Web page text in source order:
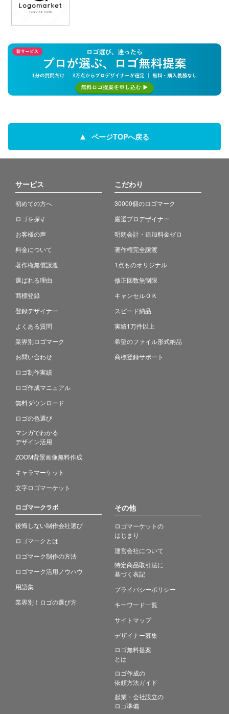
ページTOPへ戻る
サービス
初めての方へ
ロゴを探す
お客様の声
料金について
著作権無償譲渡
選ばれる理由
商標登録
登録デザイナー
よくある質問
業界別ロゴマーク
お問い合わせ
ロゴ制作実績
ロゴ作成マニュアル
無料ダウンロード
ロゴの色選び
マンガでわかる
デザイン活用
ZOOM背景画像無料作成
キャラマーケット
文字ロゴマーケット
こだわり
30000個のロゴマーク
厳選プロデザイナー
明朗会計・追加料金ゼロ
著作権完全譲渡
1点ものオリジナル
修正回数無制限
キャンセルＯＫ
スピード納品
実績1万件以上
希望のファイル形式納品
商標登録サポート
ロゴマークラボ
後悔しない制作会社選び
ロゴマークとは
ロゴマーク制作の方法
ロゴマーク活用ノウハウ
用語集
業界別！ロゴの選び方
その他
ロゴマーケットの
はじまり
運営会社について
特定商品取引法に
基づく表記
プライバシーポリシー
キーワード一覧
サイトマップ
デザイナー募集
ロゴ無料提案
とは
ロゴ作成の
依頼方法ガイド
起業・会社設立の
ロゴ準備